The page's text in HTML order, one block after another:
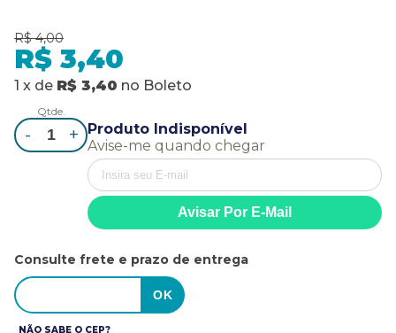
R$ 4,00
R$ 3,40
1 x de R$ 3,40 no Boleto
Qtde.
- +
Produto Indisponível
Avise-me quando chegar
Consulte frete e prazo de entrega
NÃO SABE O CEP?